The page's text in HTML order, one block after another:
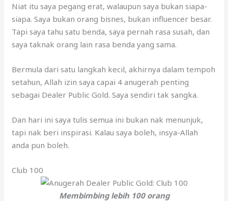
Niat itu saya pegang erat, walaupun saya bukan siapa-
siapa. Saya bukan orang bisnes, bukan influencer besar.
Tapi saya tahu satu benda, saya pernah rasa susah, dan
saya taknak orang lain rasa benda yang sama.
Bermula dari satu langkah kecil, akhirnya dalam tempoh
setahun, Allah izin saya capai 4 anugerah penting
sebagai Dealer Public Gold. Saya sendiri tak sangka.
Dan hari ini saya tulis semua ini bukan nak menunjuk,
tapi nak beri inspirasi. Kalau saya boleh, insya-Allah
anda pun boleh.
Club 100
Membimbing lebih 100 orang